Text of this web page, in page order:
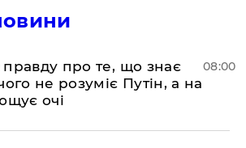
правду про те, що знає
не розуміє Путін, а на
очі
08:00